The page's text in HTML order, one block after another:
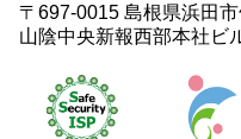
〒697-0015 島根県浜田
山陰中央新報西部本社ビ